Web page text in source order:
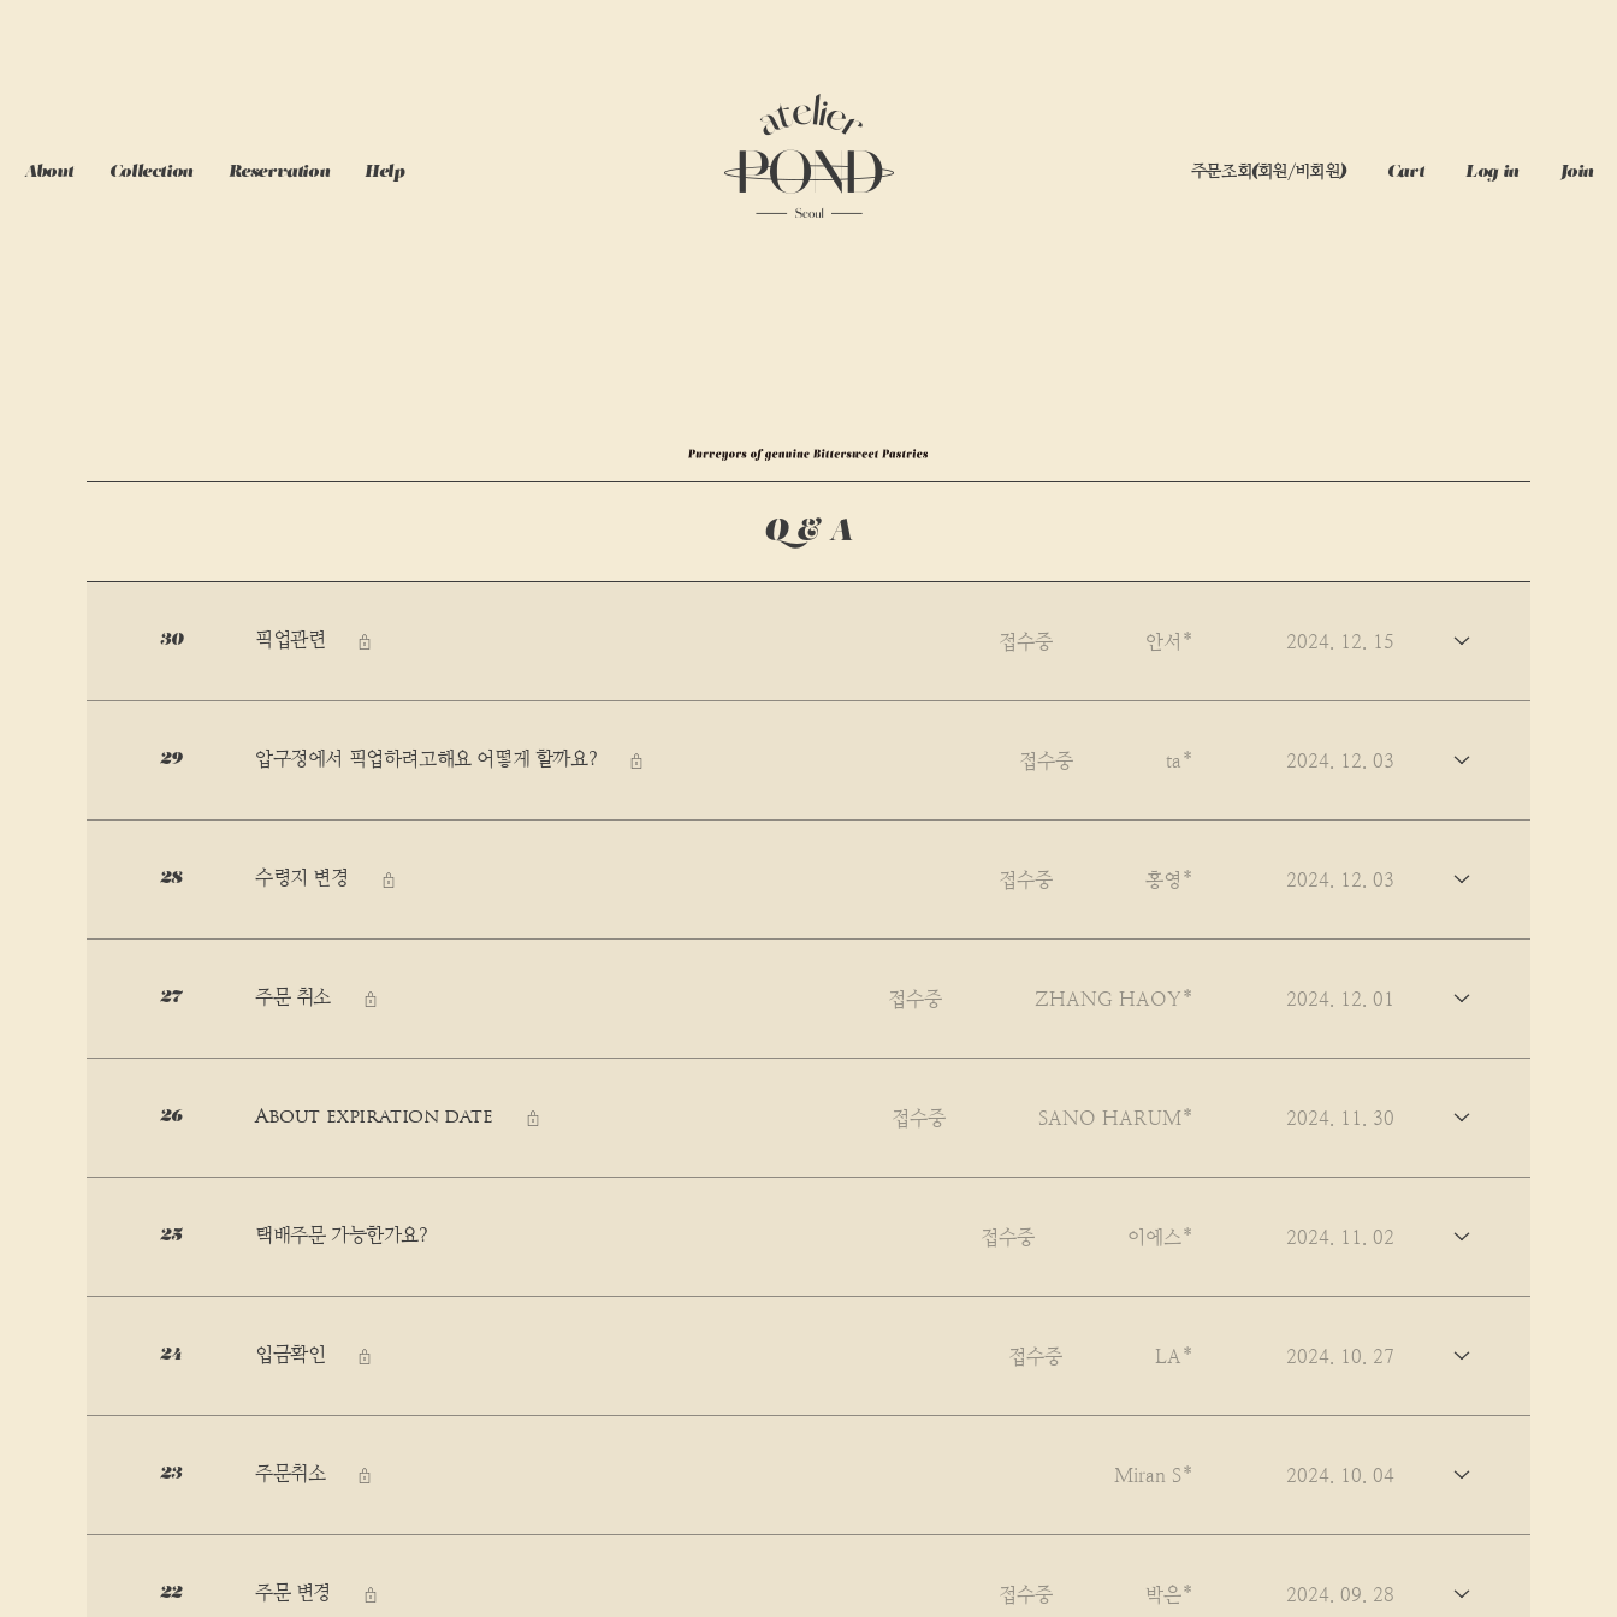
Atelier
Pond
주문조회(회원/비회원) Cart Log in Join
About Collection Reservation Help
Purveyors
of
Bittersweet
Q & A
30 픽업관련 비밀글 접수중 안서* 2024. 12. 15
29 압구정에서 픽업하려고해요 어떻게 할까요? 비밀글 접수중 ta* 2024. 12. 03
28 수령지 변경 비밀글 접수중 홍영* 2024. 12. 03
27 주문 취소 비밀글 접수중 ZHANG HAOY* 2024. 12. 01
26 About expiration date 비밀글 접수중 SANO HARUM* 2024. 11. 30
25 택배주문 가능한가요? 접수중 이에스* 2024. 11. 02
24 입금확인 비밀글 접수중 LA* 2024. 10. 27
23 주문취소 비밀글 Miran S* 2024. 10. 04
22 주문 변경 비밀글 접수중 박은* 2024. 09. 28